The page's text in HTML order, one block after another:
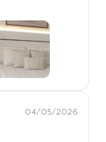
04/05/2026